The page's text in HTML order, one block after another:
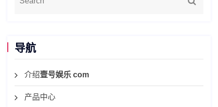
导航
介绍壹号娱乐 com
产品中心